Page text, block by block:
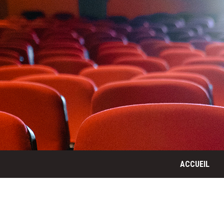
ACCUEIL